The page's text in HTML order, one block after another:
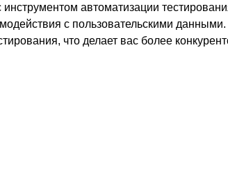
инструментом автоматизации
с пользовательскими данными.
что делает вас более